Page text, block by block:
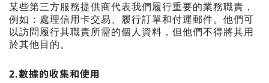
某些第三方服務提供商代表我們履行重要的業務職責，
例如：處理信用卡交易、履行訂單和付運郵件。他們可
以訪問履行其職責所需的個人資料，但他們不得將其用
於其他目的。
2.數據的收集和使用